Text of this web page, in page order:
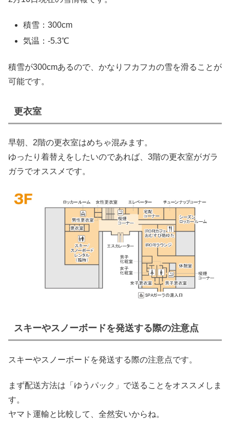
積雪：300cm
気温：-5.3℃
積雪が300cmあるので、かなりフカフカの雪を滑ることが
可能です。
更衣室
早朝、2階の更衣室はめちゃ混みます。
ゆったり着替えをしたいのであれば、3階の更衣室がガラ
ガラでオススメです。
スキーやスノーボードを発送する際の注意点
スキーやスノーボードを発送する際の注意点です。
まず配送方法は「ゆうパック」で送ることをオススメしま
す。
ヤマト運輸と比較して、全然安いからね。